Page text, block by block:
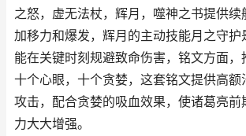
之怒，虚无法杖，辉月，噬神之书提供续
加移力和爆发，辉月的主动技能月之守护
能在关键时刻规避致命伤害，铭文方面，
十个心眼，十个贪婪，这套铭文提供高额
攻击，配合贪婪的吸血效果，使诸葛亮前
力大大增强。